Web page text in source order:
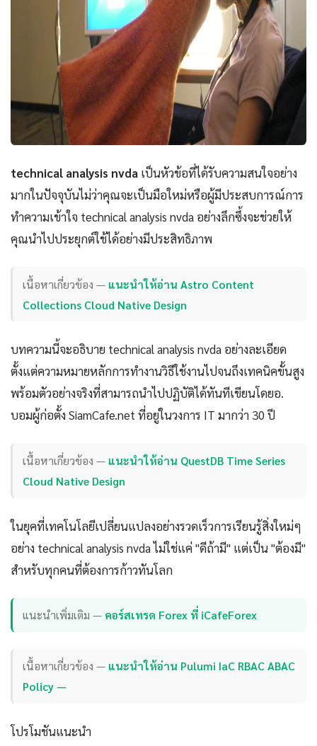
technical analysis nvda เป็นหัวข้อที่ได้รับความสนใจอย่าง
มากในปัจจุบันไม่ว่าคุณจะเป็นมือใหม่หรือผู้มีประสบการณ์การ
ทำความเข้าใจ technical analysis nvda อย่างลึกซึ้งจะช่วยให้
คุณนำไปประยุกต์ใช้ได้อย่างมีประสิทธิภาพ
เนื้อหาเกี่ยวข้อง — แนะนำให้อ่าน Astro Content
Collections Cloud Native Design
บทความนี้จะอธิบาย technical analysis nvda อย่างละเอียด
ตั้งแต่ความหมายหลักการทำงานวิธีใช้งานไปจนถึงเทคนิคขั้นสูง
พร้อมตัวอย่างจริงที่สามารถนำไปปฏิบัติได้ทันทีเขียนโดยอ.
บอมผู้ก่อตั้ง SiamCafe.net ที่อยู่ในวงการ IT มากว่า 30 ปี
เนื้อหาเกี่ยวข้อง — แนะนำให้อ่าน QuestDB Time Series
Cloud Native Design
ในยุคที่เทคโนโลยีเปลี่ยนแปลงอย่างรวดเร็วการเรียนรู้สิ่งใหม่ๆ
อย่าง technical analysis nvda ไม่ใช่แค่ "ดีถ้ามี" แต่เป็น "ต้องมี"
สำหรับทุกคนที่ต้องการก้าวทันโลก
แนะนำเพิ่มเติม — คอร์สเทรด Forex ที่ iCafeForex
เนื้อหาเกี่ยวข้อง — แนะนำให้อ่าน Pulumi IaC RBAC ABAC
Policy —
โปรโมชันแนะนำ